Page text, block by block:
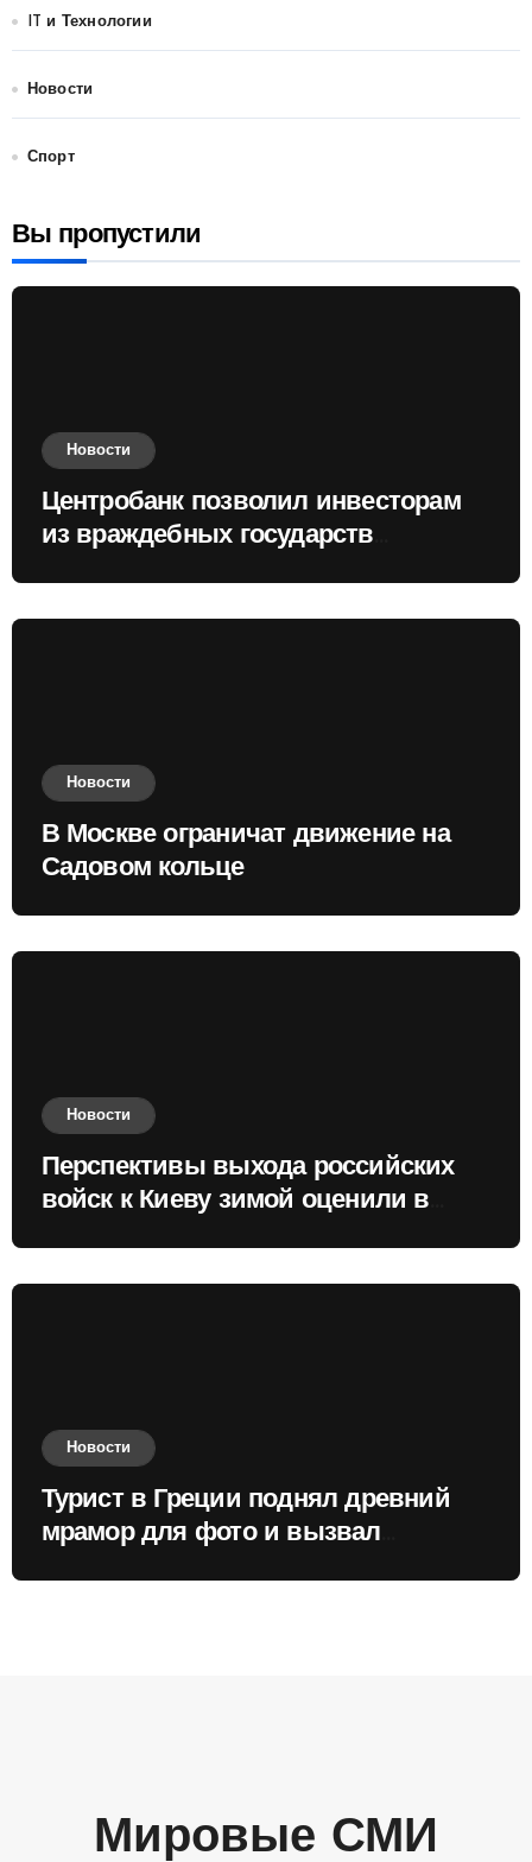
IT и Технологии
Новости
Спорт
Вы пропустили
Новости
Центробанк позволил инвесторам
из враждебных государств
Новости
В Москве ограничат движение на
Садовом кольце
Новости
Перспективы выхода российских
войск к Киеву зимой оценили в
Новости
Турист в Греции поднял древний
мрамор для фото и вызвал
Мировые СМИ